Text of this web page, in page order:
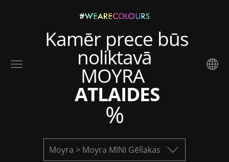
Kamēr prece būs
noliktavā
MOYRA
ATLAIDES
%
Moyra > Moyra MINI Gēllakas